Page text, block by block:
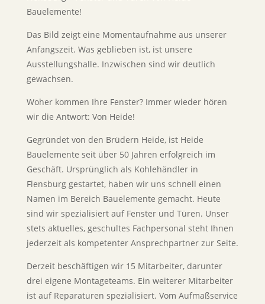
Bauelemente!
Das Bild zeigt eine Momentaufnahme aus unserer
Anfangszeit. Was geblieben ist, ist unsere
Ausstellungshalle. Inzwischen sind wir deutlich
gewachsen.
Woher kommen Ihre Fenster? Immer wieder hören
wir die Antwort: Von Heide!
Gegründet von den Brüdern Heide, ist Heide
Bauelemente seit über 50 Jahren erfolgreich im
Geschäft. Ursprünglich als Kohlehändler in
Flensburg gestartet, haben wir uns schnell einen
Namen im Bereich Bauelemente gemacht. Heute
sind wir spezialisiert auf Fenster und Türen. Unser
stets aktuelles, geschultes Fachpersonal steht Ihnen
jederzeit als kompetenter Ansprechpartner zur Seite.
Derzeit beschäftigen wir 15 Mitarbeiter, darunter
drei eigene Montageteams. Ein weiterer Mitarbeiter
ist auf Reparaturen spezialisiert. Vom Aufmaßservice